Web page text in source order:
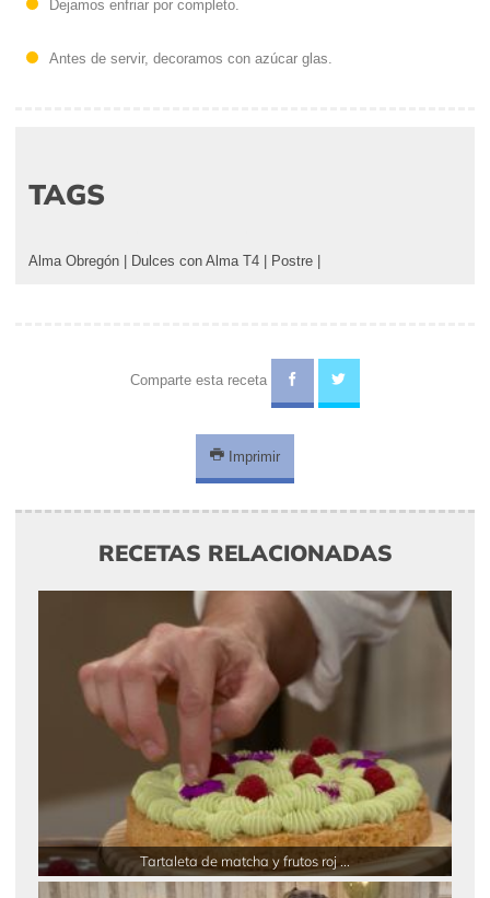
Dejamos enfriar por completo.
Antes de servir, decoramos con azúcar glas.
TAGS
Alma Obregón Dulces con Alma T4 Postre
Comparte esta receta
Imprimir
RECETAS RELACIONADAS
Tartaleta de matcha y frutos roj ...